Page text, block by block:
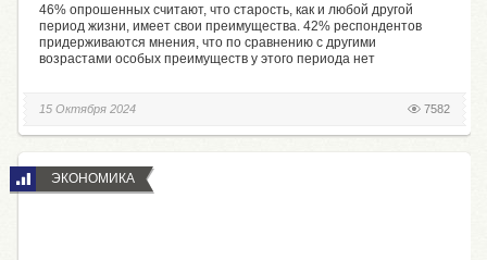
46% опрошенных считают, что старость, как и любой другой
период жизни, имеет свои преимущества. 42% респондентов
придерживаются мнения, что по сравнению с другими
возрастами особых преимуществ у этого периода нет
7582
15 Октября 2024
ЭКОНОМИКА